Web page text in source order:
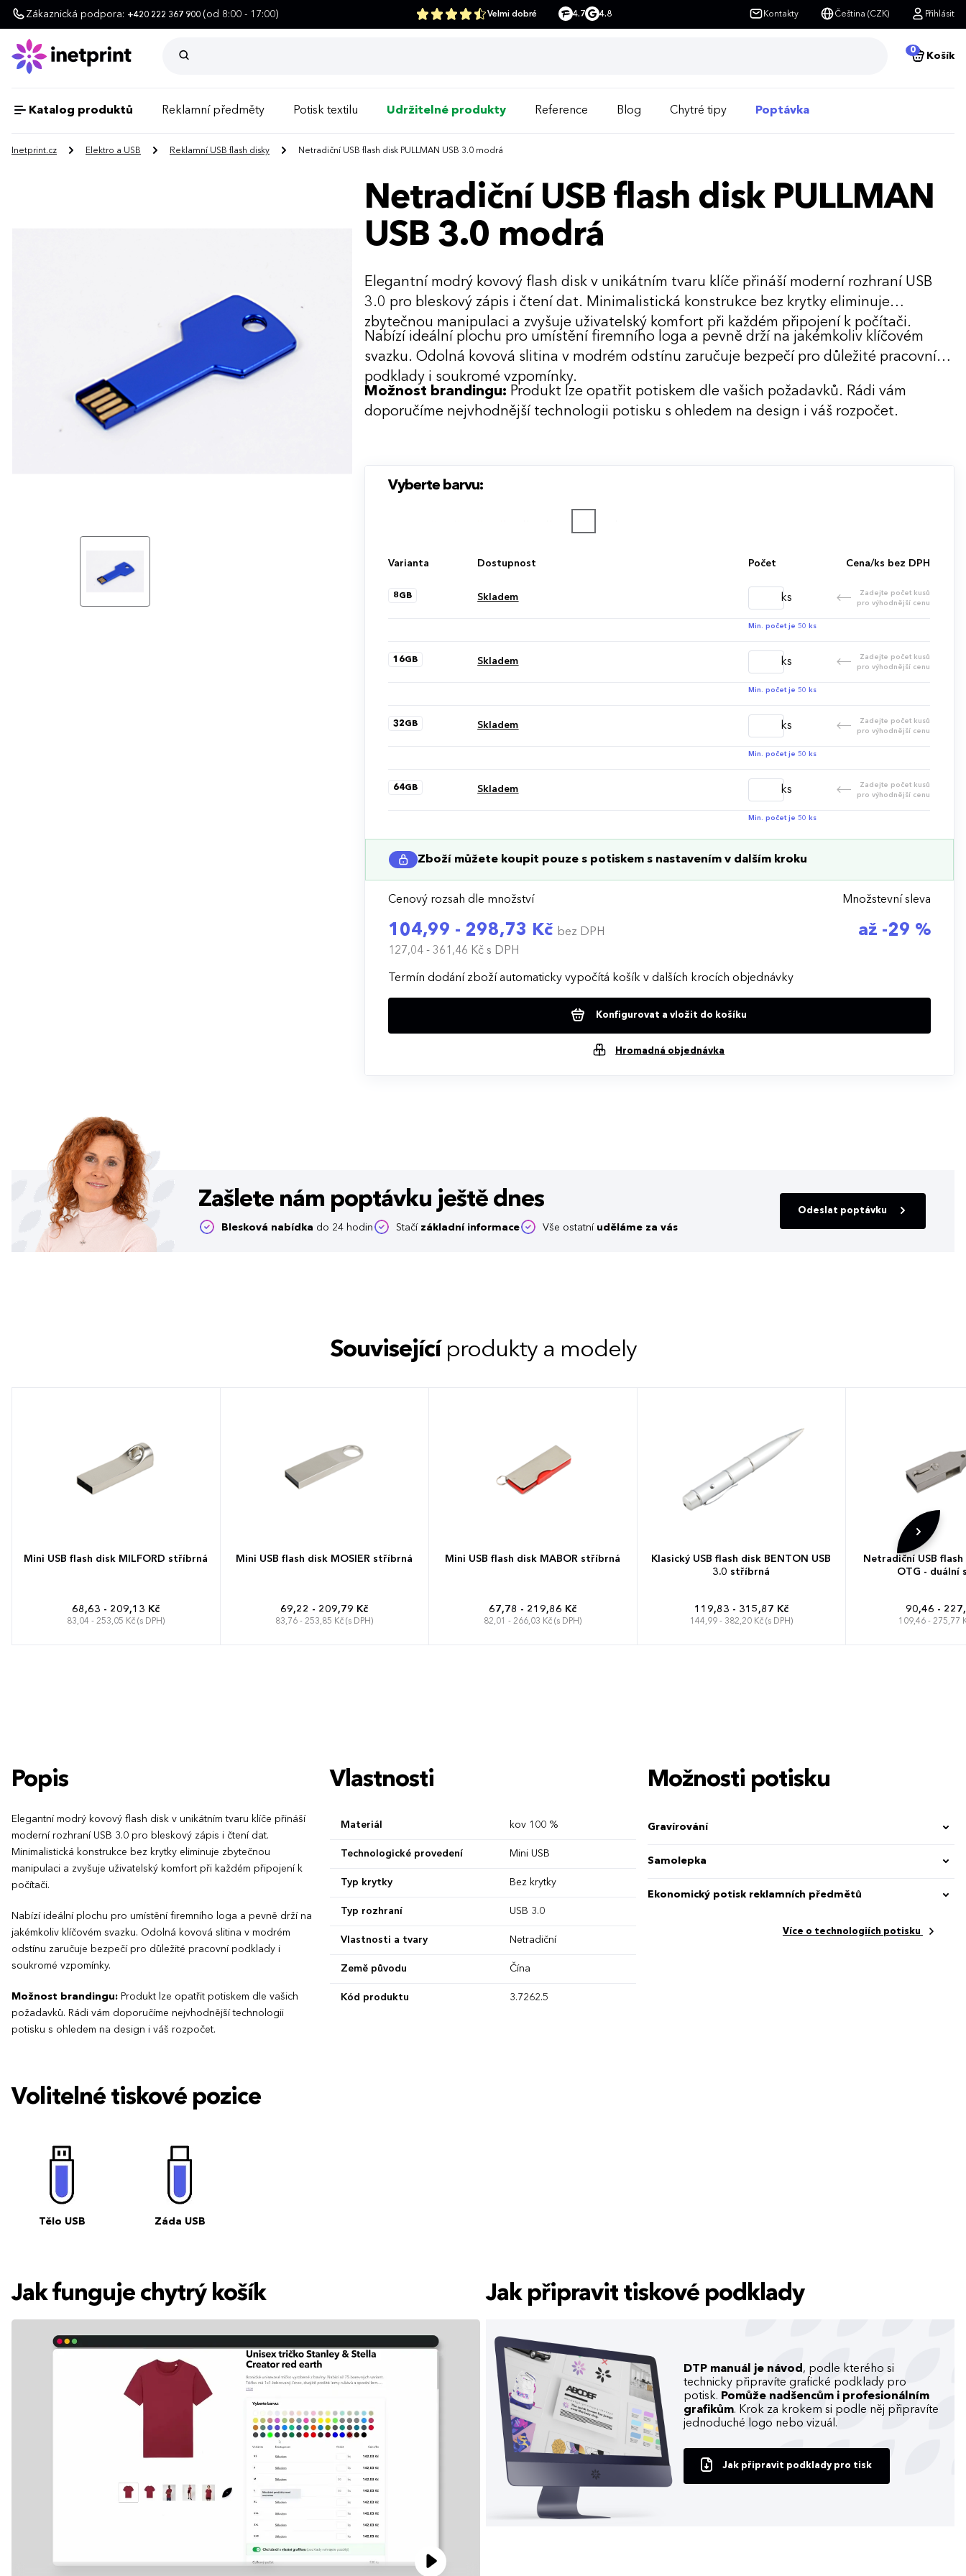
Zákaznická podpora: +420 222 367 900 (od 8:00 - 17:00) Velmi dobré 4.7 4.8 Kontakty Čeština (CZK) Přihlásit
0
Košík
Katalog produktů Reklamní předměty Potisk textilu Udržitelné produkty Reference Blog Chytré tipy Poptávka
Inetprint.cz Elektro a USB Reklamní USB flash disky Netradiční USB flash disk PULLMAN USB 3.0 modrá
Netradiční USB flash disk PULLMAN
USB 3.0 modrá
Elegantní modrý kovový flash disk v unikátním tvaru klíče přináší moderní rozhraní USB
3.0 pro bleskový zápis i čtení dat. Minimalistická konstrukce bez krytky eliminuje
zbytečnou manipulaci a zvyšuje uživatelský komfort při každém připojení k počítači.
Nabízí ideální plochu pro umístění firemního loga a pevně drží na jakémkoliv klíčovém
svazku. Odolná kovová slitina v modrém odstínu zaručuje bezpečí pro důležité pracovní
podklady i soukromé vzpomínky.
Možnost brandingu: Produkt lze opatřit potiskem dle vašich požadavků. Rádi vám
doporučíme nejvhodnější technologii potisku s ohledem na design i váš rozpočet.
Vyberte barvu:
Varianta Dostupnost Počet Cena/ks bez DPH
8GB Skladem ks
Zadejte počet kusů
pro výhodnější cenu
Min. počet je 50 ks
16GB Skladem ks
Zadejte počet kusů
pro výhodnější cenu
Min. počet je 50 ks
32GB Skladem ks
Zadejte počet kusů
pro výhodnější cenu
Min. počet je 50 ks
64GB Skladem ks
Zadejte počet kusů
pro výhodnější cenu
Min. počet je 50 ks
Zboží můžete koupit pouze s potiskem s nastavením v dalším kroku
Cenový rozsah dle množství
104,99 - 298,73 Kč bez DPH
127,04 - 361,46 Kčs DPH
Množstevní sleva
až -29 %
Termín dodání zboží automaticky vypočítá košík v dalších krocích objednávky
Konfigurovat a vložit do košíku
Hromadná objednávka
Zašlete nám poptávku ještě dnes
Blesková nabídka do 24 hodin Stačí základní informace Vše ostatní uděláme za vás
Odeslat poptávku
Související produkty a modely
Mini USB flash disk MILFORD stříbrná
68,63 - 209,13 Kč
83,04 - 253,05 Kč (s DPH)
Mini USB flash disk MOSIER stříbrná
69,22 - 209,79 Kč
83,76 - 253,85 Kč (s DPH)
Mini USB flash disk MABOR stříbrná
67,78 - 219,86 Kč
82,01 - 266,03 Kč (s DPH)
Klasický USB flash disk BENTON USB
3.0 stříbrná
119,83 - 315,87 Kč
144,99 - 382,20 Kč (s DPH)
Netradiční USB flash
OTG - duální
90,46 -
109,46 - 275,77
Popis
Elegantní modrý kovový flash disk v unikátním tvaru klíče přináší
moderní rozhraní USB 3.0 pro bleskový zápis i čtení dat.
Minimalistická konstrukce bez krytky eliminuje zbytečnou
manipulaci a zvyšuje uživatelský komfort při každém připojení k
počítači.
Nabízí ideální plochu pro umístění firemního loga a pevně drží na
jakémkoliv klíčovém svazku. Odolná kovová slitina v modrém
odstínu zaručuje bezpečí pro důležité pracovní podklady i
soukromé vzpomínky.
Možnost brandingu: Produkt lze opatřit potiskem dle vašich
požadavků. Rádi vám doporučíme nejvhodnější technologii
potisku s ohledem na design i váš rozpočet.
Vlastnosti
Materiál kov 100 %
Technologické provedení Mini USB
Typ krytky Bez krytky
Typ rozhraní USB 3.0
Vlastnosti a tvary Netradiční
Země původu Čína
Kód produktu 3.7262.5
Možnosti potisku
Gravírování
Samolepka
Ekonomický potisk reklamních předmětů
Více o technologiích potisku
Volitelné tiskové pozice
Tělo USB Záda USB
Jak funguje chytrý košík Jak připravit tiskové podklady
DTP manuál je návod , podle kterého si
technicky připravíte grafické podklady pro
potisk. Pomůže nadšencům i profesionálním
grafikům. Krok za krokem si podle něj připravíte
jednoduché logo nebo vizuál.
Jak připravit podklady pro tisk